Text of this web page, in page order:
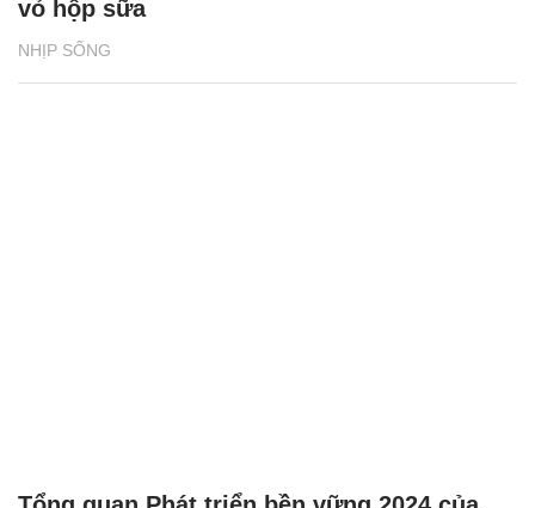
NHỊP SỐNG
vỏ hộp sữa